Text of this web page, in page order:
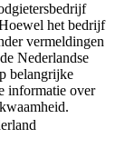
het bedrijf
vermeldingen
Nederlandse
belangrijke
informatie over